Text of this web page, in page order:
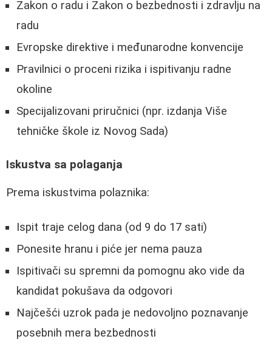
Zakon o radu i Zakon o bezbednosti i zdravlju na
radu
Evropske direktive i međunarodne konvencije
Pravilnici o proceni rizika i ispitivanju radne
okoline
Specijalizovani priručnici (npr. izdanja Više
tehničke škole iz Novog Sada)
Iskustva sa polaganja
Prema iskustvima polaznika:
Ispit traje celog dana (od 9 do 17 sati)
Ponesite hranu i piće jer nema pauza
Ispitivači su spremni da pomognu ako vide da
kandidat pokušava da odgovori
Najčešći uzrok pada je nedovoljno poznavanje
posebnih mera bezbednosti